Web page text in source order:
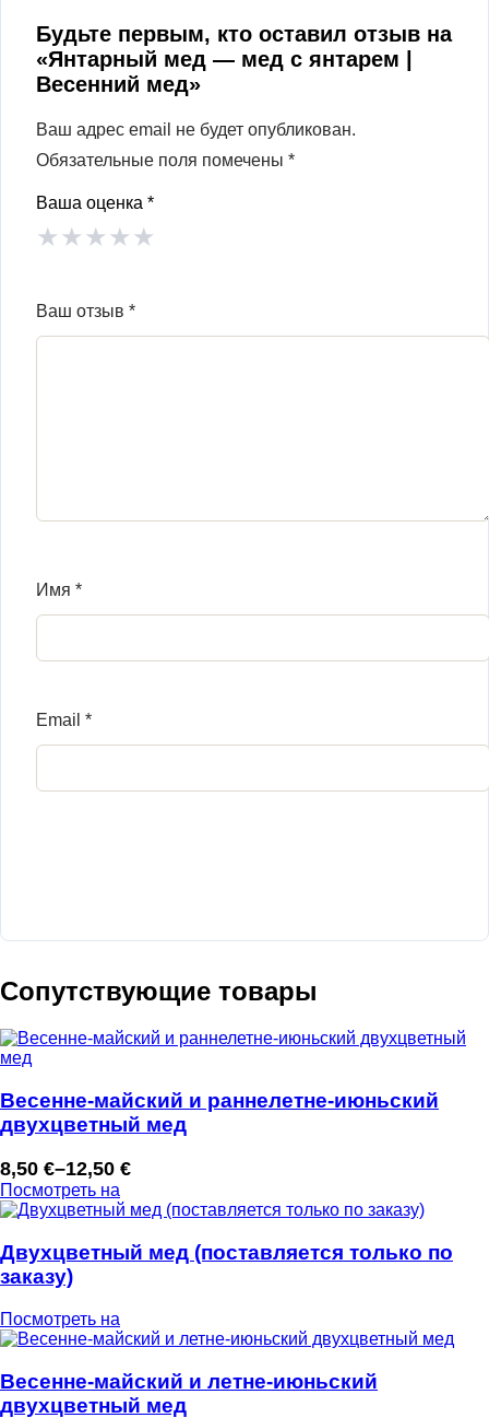
Будьте первым, кто оставил отзыв на
«Янтарный мед — мед с янтарем |
Весенний мед»
Ваш адрес email не будет опубликован.
Обязательные поля помечены *
Ваша оценка *
★★★★★
Ваш отзыв *
Имя *
Email *
Сопутствующие товары
Весенне-майский и раннелетне-июньский
двухцветный мед
8,50 €–12,50 €
Диапазон
цен:
–
12,50 €
Посмотреть на
Двухцветный мед (поставляется только по
заказу)
Посмотреть на
Весенне-майский и летне-июньский
двухцветный мед